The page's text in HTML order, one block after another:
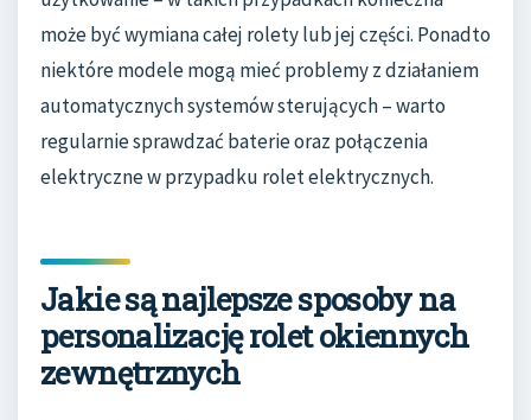
może być wymiana całej rolety lub jej części. Ponadto
niektóre modele mogą mieć problemy z działaniem
automatycznych systemów sterujących – warto
regularnie sprawdzać baterie oraz połączenia
elektryczne w przypadku rolet elektrycznych.
Jakie są najlepsze sposoby na
personalizację rolet okiennych
zewnętrznych